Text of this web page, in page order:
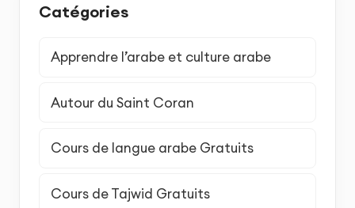
Catégories
Apprendre l’arabe et culture arabe
Autour du Saint Coran
Cours de langue arabe Gratuits
Cours de Tajwid Gratuits